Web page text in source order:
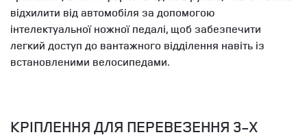
відхилити від автомобіля за допомогою
інтелектуальної ножної педалі, щоб забезпечити
легкий доступ до вантажного відділення навіть із
встановленими велосипедами.
КРІПЛЕННЯ ДЛЯ ПЕРЕВЕЗЕННЯ 3-Х